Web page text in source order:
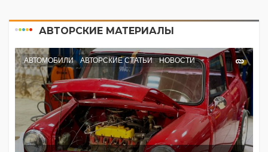
АВТОРСКИЕ МАТЕРИАЛЫ
АВТОМОБИЛИ АВТОРСКИЕ СТАТЬИ НОВОСТИ